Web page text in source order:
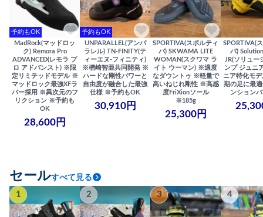
予約もOK
MadRock(マッドロッ
ク) Remora Pro
ADVANCED(レモラ プ
ロ アドバンスト) ※限
定リミテッドモデル ※
マッドロック最強XFラ
バー採用 ※異次元のフ
リクション ※予約も
OK
28,600円
予約もOK
UNPARALLEL(アンパ
ラレル) TN-FINITY(テ
ィーエヌ-フィニティ)
※楢崎智亜共同開発 ※
ハードな剛性パワーと
自由度が融合した最強
仕様 ※予約もOK
30,910円
SPORTIVA(スポルティ
バ) SKWAMA LITE
WOMAN(スクワマ ラ
イト ウーマン) ※適度
なダウントゥ ※軽量で
高いねじれ剛性 ※高感
度FriXionソール
※185g
25,300円
SPORTIVA(
バ)
JR(ソリュー
ンプ ジュニ
ニア特化モ
期の足に最
ンション
セールすべて見る
1 2 3 4